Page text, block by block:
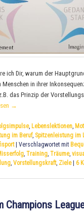
ich Dir, warum der
Menschen in ihrer
das Prinzip der
→
, Lebenslektionen,
im Beruf, Spitzenleistung im
|Verschlagwortet mit
,Training,Träume,
,Vorstellungskraft, Ziele | 6
Champions